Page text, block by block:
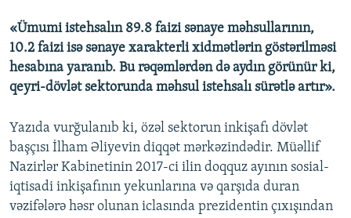
«Ümumi istehsalın 89.8 faizi sənaye məhsullarının,
10.2 faizi isə sənaye xarakterli xidmətlərin göstərilməsi
hesabına yaranıb. Bu rəqəmlərdən də aydın görünür ki,
qeyri-dövlət sektorunda məhsul istehsalı sürətlə artır».
Yazıda vurğulanıb ki, özəl sektorun inkişafı dövlət
başçısı İlham Əliyevin diqqət mərkəzindədir. Müəllif
Nazirlər Kabinetinin 2017-ci ilin doqquz ayının sosial-
iqtisadi inkişafının yekunlarına və qarşıda duran
vəzifələrə həsr olunan iclasında prezidentin çıxışından